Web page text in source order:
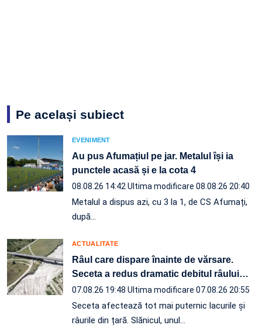
Pe același subiect
EVENIMENT
Au pus Afumațiul pe jar. Metalul își ia
punctele acasă și e la cota 4
08.08.26 14:42 Ultima modificare 08.08.26 20:40
Metalul a dispus azi, cu 3 la 1, de CS Afumați,
după…
ACTUALITATE
Râul care dispare înainte de vărsare.
Seceta a redus dramatic debitul râului…
07.08.26 19:48 Ultima modificare 07.08.26 20:55
Seceta afectează tot mai puternic lacurile și
râurile din țară. Slănicul, unul…